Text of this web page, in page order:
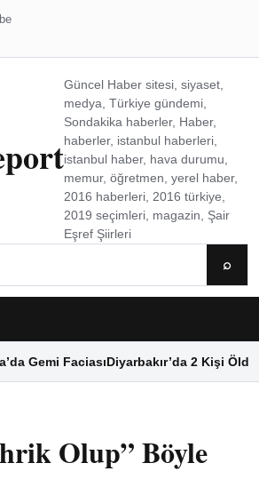
Güncel Haber sitesi, siyaset,
medya, Türkiye gündemi,
Sondakika haberler, Haber,
haberler, istanbul haberleri,
istanbul haber, hava durumu,
memur, öğretmen, yerel haber,
2016 haberleri, 2016 türkiye,
2019 seçimleri, magazin, Şair
Eşref Şiirleri
⌕
Gemi FaciasıDiyarbakır’da 2 Kişi Öldü
Olup” Böyle